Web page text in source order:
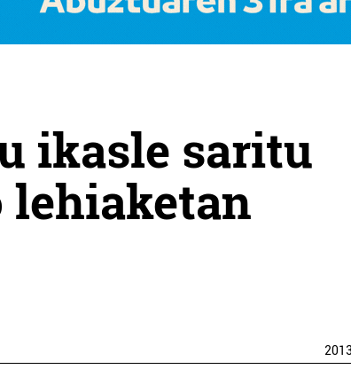
ikasle saritu
2013